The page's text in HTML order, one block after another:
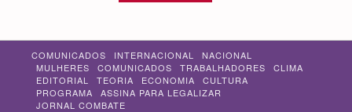
COMUNICADOS INTERNACIONAL
NACIONAL
MULHERES
COMUNICADOS TRABALHADORES
CLIMA
EDITORIAL
TEORIA ECONOMIA
CULTURA
PROGRAMA
ASSINA PARA LEGALIZAR
JORNAL COMBATE